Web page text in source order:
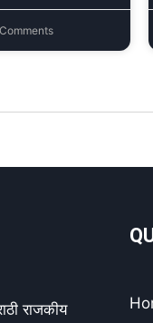
राजकीय